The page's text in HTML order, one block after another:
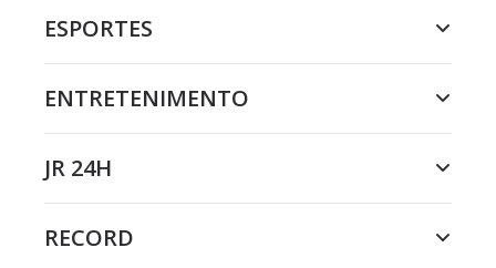
ESPORTES
ENTRETENIMENTO
JR 24H
RECORD